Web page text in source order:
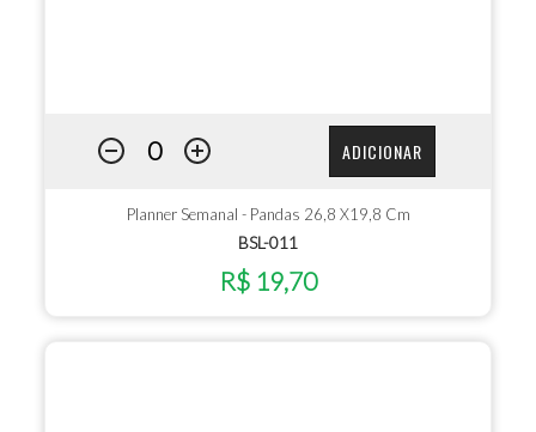
ADICIONAR
Planner Semanal - Pandas 26,8 X19,8 Cm
BSL-011
R$ 19,70